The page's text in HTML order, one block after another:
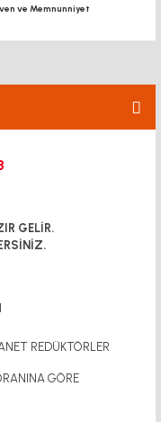
ve Memnunniyet
GELİR.
REDÜKTÖRLER
GÖRE